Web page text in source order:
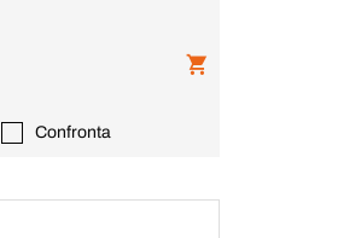
Confronta